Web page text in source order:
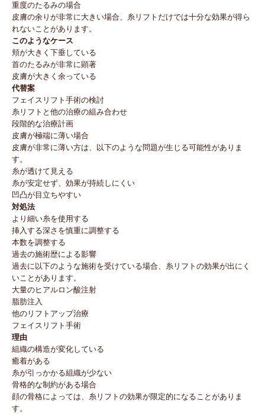
重度のたるみの場合
皮膚の余りが非常に大きい場合、糸リフトだけでは十分な効果が得ら
れないことがあります。
このようなケース
頬が大きく下垂している
首のたるみが非常に顕著
皮膚が大きく余っている
代替案
フェイスリフト手術の検討
糸リフトと他の治療の組み合わせ
段階的な治療計画
皮膚が極端に薄い場合
皮膚が非常に薄い方は、以下のような問題が生じる可能性がありま
す。
糸が透けて見える
糸が安定せず、効果が持続しにくい
凹凸が目立ちやすい
対処法
より細い糸を使用する
挿入する深さを慎重に調整する
本数を調整する
過去の施術歴による影響
過去に以下のような施術を受けている場合、糸リフトの効果が出にく
いことがあります。
大量のヒアルロン酸注射
脂肪注入
他のリフトアップ治療
フェイスリフト手術
理由
組織の構造が変化している
癒着がある
糸が引っかかる組織が少ない
骨格的な制約がある場合
顔の骨格によっては、糸リフトの効果が限定的になることがありま
す。